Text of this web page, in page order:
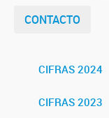
CONTACTO
CIFRAS 2024
CIFRAS 2023